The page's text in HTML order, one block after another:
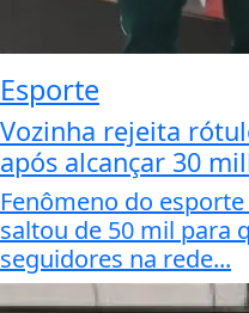
Esporte
Vozinha rejeita
após alcançar 30
Fenômeno do
saltou de 50 mil para
seguidores na rede...